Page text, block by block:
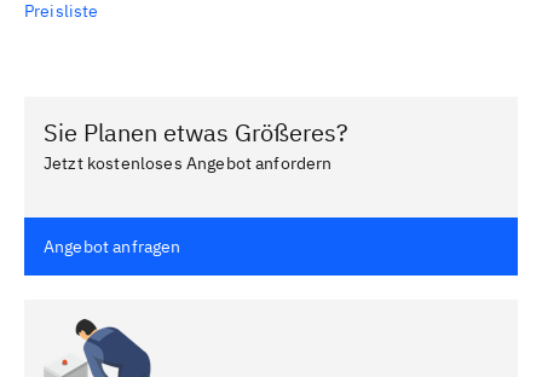
Preisliste
Sie Planen etwas Größeres?
Jetzt kostenloses Angebot anfordern
Angebot anfragen